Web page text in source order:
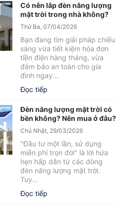
Có nên lắp đèn năng lượng
mặt trời trong nhà không?
Thứ Ba, 07/04/2026
Bạn đang tìm giải pháp chiếu
sáng vừa tiết kiệm hóa đơn
tiền điện hàng tháng, vừa
đảm bảo an toàn cho gia
đình ngay...
Đọc tiếp
Đèn năng lượng mặt trời có
bền không? Nên mua ở đâu?
Chủ Nhật, 29/03/2026
"Đầu tư một lần, sử dụng
miễn phí trọn đời" là lời hứa
hẹn hấp dẫn từ các dòng
đèn năng lượng mặt trời.
Tuy...
Đọc tiếp